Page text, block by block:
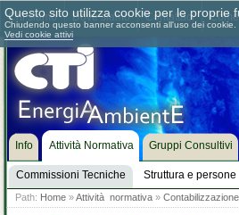
Chi siamo Dove siamo Contattaci
Info Attività Normativa
Commissioni Tecniche Struttura e persone
Gruppi Consultivi
Path: Home »Attività normativa »
Questo sito utilizza cookie per le proprie
Chiudendo questo banner acconsenti all'uso dei cookie.
Vedi cookie attivi